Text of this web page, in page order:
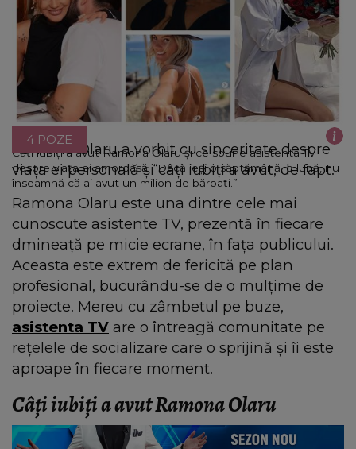
Câți iubiți a avut Ramona Olaru și ce spune asistenta TV
despre viața ei amoroasă: “Dacă ieși o săptămână, o lună, nu
înseamnă că ai avut un milion de bărbați.”
4 POZE
Ramona Olaru a vorbit cu sinceritate despre
viața ei personală și câți iubiți a avut, de fapt.
Ramona Olaru este una dintre cele mai
cunoscute asistente TV, prezentă în fiecare
dmineață pe micie ecrane, în fața publicului.
Aceasta este extrem de fericită pe plan
profesional, bucurându-se de o mulțime de
proiecte. Mereu cu zâmbetul pe buze,
asistenta TV are o întreagă comunitate pe
rețelele de socializare care o sprijină și îi este
aproape în fiecare moment.
Câți iubiți a avut Ramona Olaru